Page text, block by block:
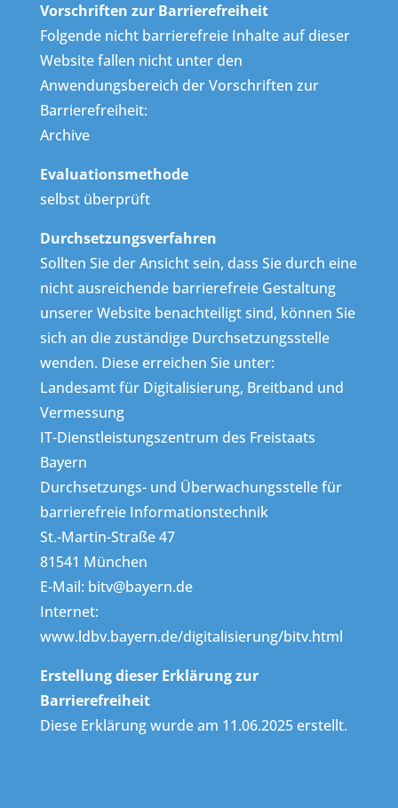
Vorschriften zur Barrierefreiheit
Folgende nicht barrierefreie Inhalte auf dieser
Website fallen nicht unter den
Anwendungsbereich der Vorschriften zur
Barrierefreiheit:
Archive
Evaluationsmethode
selbst überprüft
Durchsetzungsverfahren
Sollten Sie der Ansicht sein, dass Sie durch eine
nicht ausreichende barrierefreie Gestaltung
unserer Website benachteiligt sind, können Sie
sich an die zuständige Durchsetzungsstelle
wenden. Diese erreichen Sie unter:
Landesamt für Digitalisierung, Breitband und
Vermessung
IT-Dienstleistungszentrum des Freistaats
Bayern
Durchsetzungs- und Überwachungsstelle für
barrierefreie Informationstechnik
St.-Martin-Straße 47
81541 München
E-Mail: bitv@bayern.de
Internet:
www.ldbv.bayern.de/digitalisierung/bitv.html
Erstellung dieser Erklärung zur
Barrierefreiheit
Diese Erklärung wurde am 11.06.2025 erstellt.